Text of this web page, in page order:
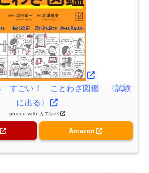
すごい！ ことわざ図鑑 〈試験
に出る〉
posted with カエレバ
Amazon